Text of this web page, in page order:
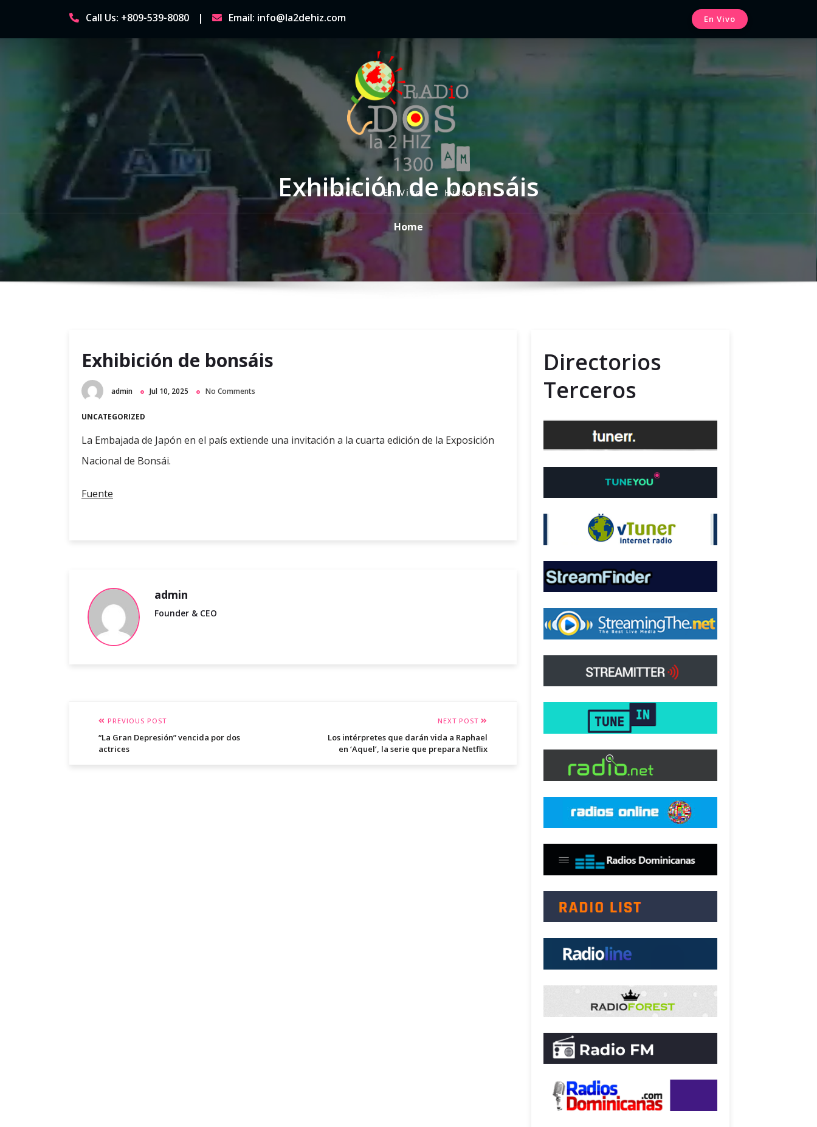
content
Call Us: +809-539-8080 Email: info@la2dehiz.com En Vivo
P
r
i
a
r
Inicio En Vivo Historia
Exhibición de bonsáis
Home
Exhibición de bonsáis
admin Jul 10, 2025 No Comments
UNCATEGORIZED
La Embajada de Japón en el país extiende una invitación a la cuarta edición de la Exposición
Nacional de Bonsái.
Fuente
admin
Founder & CEO
PREVIOUS POST
“La Gran Depresión” vencida por dos
actrices
NEXT POST
Los intérpretes que darán vida a Raphael
en ‘Aquel’, la serie que prepara Netflix
Directorios
Terceros